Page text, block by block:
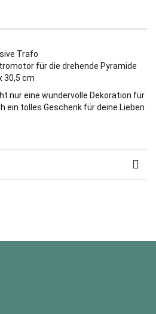
Trafo
für die drehende Pyramide
30,5 cm
nur eine wundervolle Dekoration für
ein tolles Geschenk für deine Lieben